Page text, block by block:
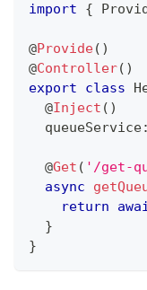
import
{
@Provide( )
@Controller( )
export
class
@Inject ( )
  queueService
:
@Get ( '/get-
async
return
}
}